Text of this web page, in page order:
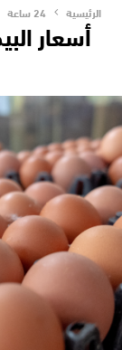
الرئيسية 24 ساعة
أسعار